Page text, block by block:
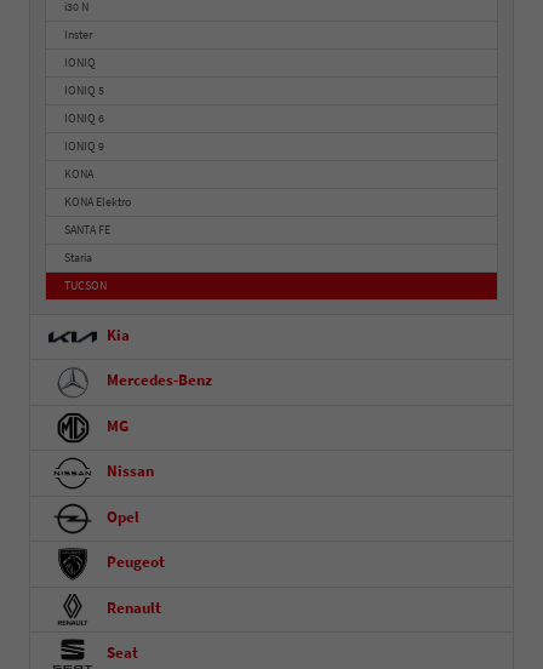
i30 N
Inster
IONIQ
IONIQ 5
IONIQ 6
IONIQ 9
KONA
KONA Elektro
SANTA FE
Staria
TUCSON
Kia
Mercedes-Benz
MG
Nissan
Opel
Peugeot
Renault
Seat